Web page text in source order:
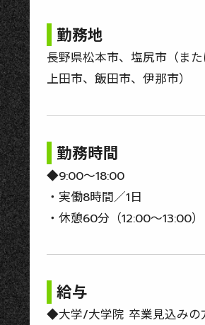
勤務地
長野県松本市、塩尻市（また
上田市、飯田市、伊那市）
勤務時間
◆9:00～18:00
・実働8時間／1日
・休憩60分（12:00～13:00）
給与
◆大学/大学院 卒業見込みの